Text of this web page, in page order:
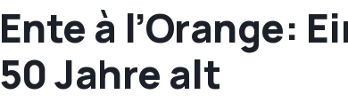
Ente à l’Orange:
50 Jahre alt